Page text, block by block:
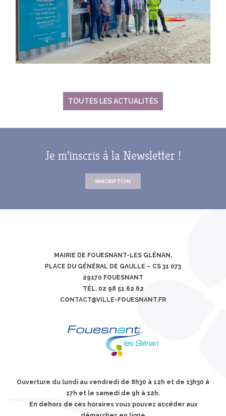
TOUTES LES ACTUALITÉS
Je m’inscris à la Newsletter !
INSCRIPTION
MAIRIE DE FOUESNANT-LES GLÉNAN,
PLACE DU GÉNÉRAL DE GAULLE – CS 31 073
29170 FOUESNANT
TÉL. 02 98 51 62 62
CONTACT@VILLE-FOUESNANT.FR
Ouverture du lundi au vendredi de 8h30 à 12h et de 13h30 à
17h et le samedi de 9h à 12h.
En dehors de ces horaires vous pouvez accéder aux